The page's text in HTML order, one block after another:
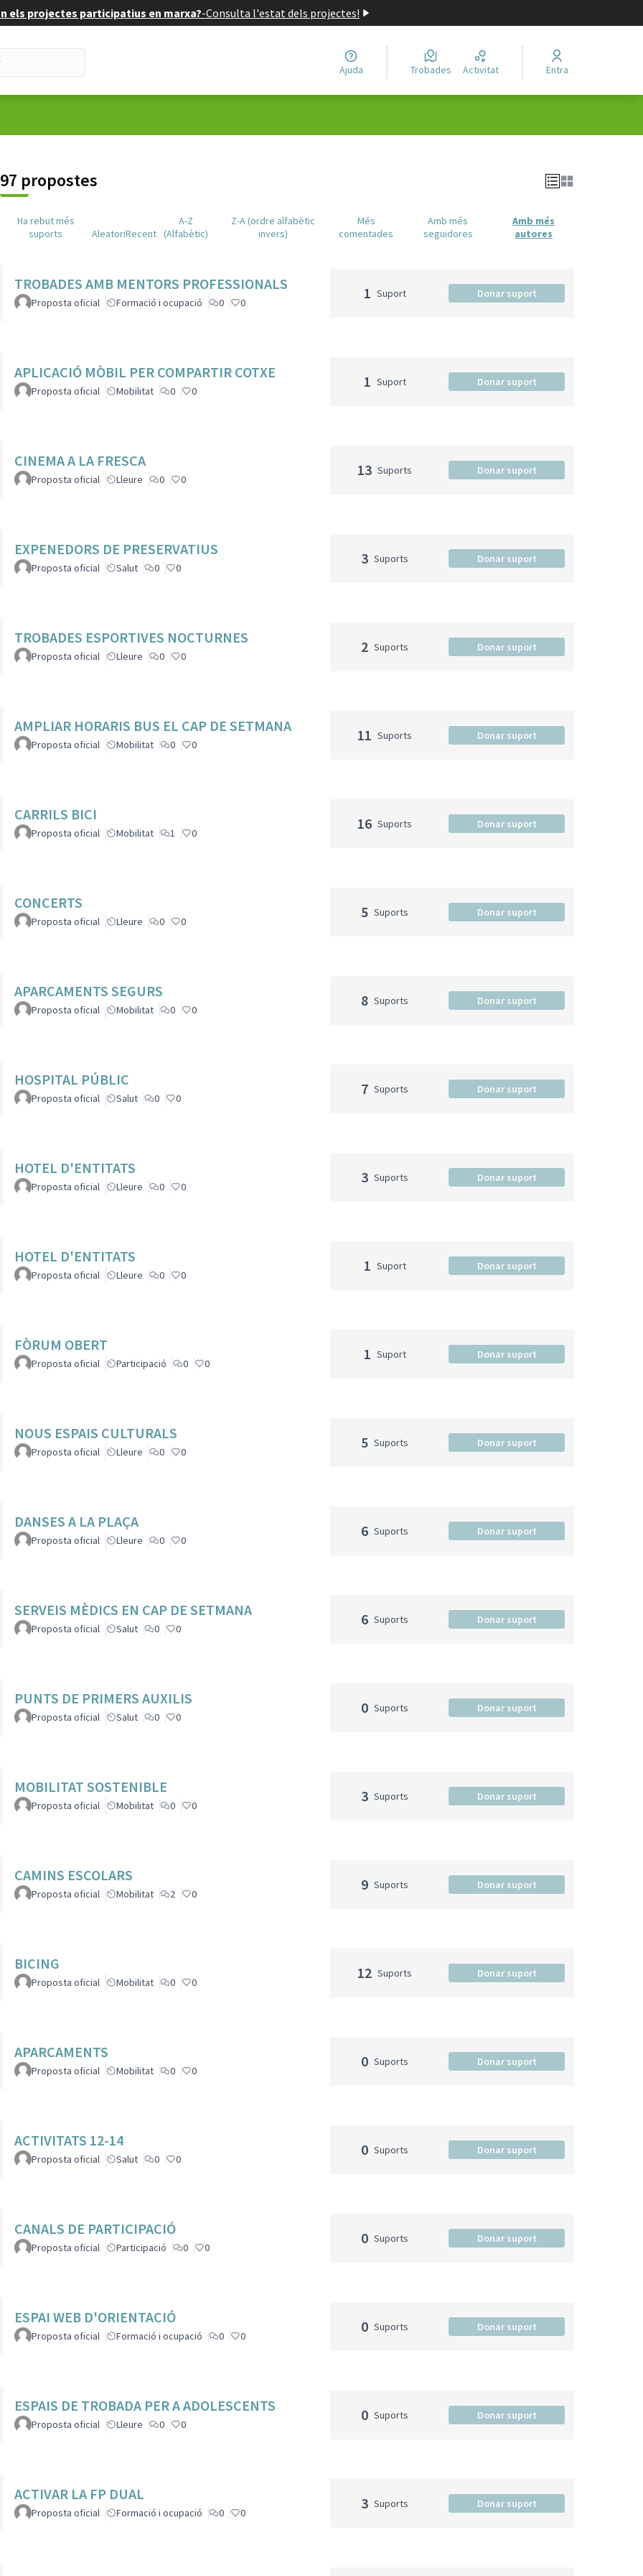
els projectes participatius en marxa?-Consulta l'estat dels projectes!
Ajuda Trobades Activitat Entra
97 propostes
Ha rebut més
suports
AleatoriRecent
A-Z
(Alfabètic)
Z-A (ordre alfabètic
invers)
Més
comentades
Amb més
seguidores
Amb més
autores
TROBADES AMB MENTORS PROFESSIONALS
Proposta oficial Formació i ocupació 0 0
1 Suport Donar suport
APLICACIÓ MÒBIL PER COMPARTIR COTXE
Proposta oficial Mobilitat 0 0
1 Suport Donar suport
CINEMA A LA FRESCA
Proposta oficial Lleure 0 0
13 Suports Donar suport
EXPENEDORS DE PRESERVATIUS
Proposta oficial Salut 0 0
3 Suports Donar suport
TROBADES ESPORTIVES NOCTURNES
Proposta oficial Lleure 0 0
2 Suports Donar suport
AMPLIAR HORARIS BUS EL CAP DE SETMANA
Proposta oficial Mobilitat 0 0
11 Suports Donar suport
CARRILS BICI
Proposta oficial Mobilitat 1 0
16 Suports Donar suport
CONCERTS
Proposta oficial Lleure 0 0
5 Suports Donar suport
APARCAMENTS SEGURS
Proposta oficial Mobilitat 0 0
8 Suports Donar suport
HOSPITAL PÚBLIC
Proposta oficial Salut 0 0
7 Suports Donar suport
HOTEL D'ENTITATS
Proposta oficial Lleure 0 0
3 Suports Donar suport
HOTEL D'ENTITATS
Proposta oficial Lleure 0 0
1 Suport Donar suport
FÒRUM OBERT
Proposta oficial Participació 0 0
1 Suport Donar suport
NOUS ESPAIS CULTURALS
Proposta oficial Lleure 0 0
5 Suports Donar suport
DANSES A LA PLAÇA
Proposta oficial Lleure 0 0
6 Suports Donar suport
SERVEIS MÈDICS EN CAP DE SETMANA
Proposta oficial Salut 0 0
6 Suports Donar suport
PUNTS DE PRIMERS AUXILIS
Proposta oficial Salut 0 0
0 Suports Donar suport
MOBILITAT SOSTENIBLE
Proposta oficial Mobilitat 0 0
3 Suports Donar suport
CAMINS ESCOLARS
Proposta oficial Mobilitat 2 0
9 Suports Donar suport
BICING
Proposta oficial Mobilitat 0 0
12 Suports Donar suport
APARCAMENTS
Proposta oficial Mobilitat 0 0
0 Suports Donar suport
ACTIVITATS 12-14
Proposta oficial Salut 0 0
0 Suports Donar suport
CANALS DE PARTICIPACIÓ
Proposta oficial Participació 0 0
0 Suports Donar suport
ESPAI WEB D'ORIENTACIÓ
Proposta oficial Formació i ocupació 0 0
0 Suports Donar suport
ESPAIS DE TROBADA PER A ADOLESCENTS
Proposta oficial Lleure 0 0
0 Suports Donar suport
ACTIVAR LA FP DUAL
Proposta oficial Formació i ocupació 0 0
3 Suports Donar suport